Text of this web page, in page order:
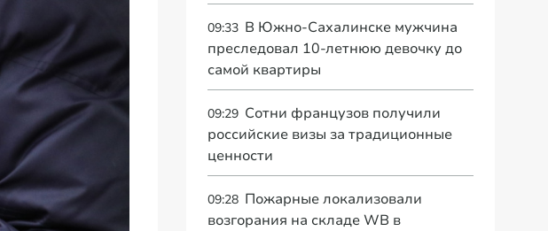
09:33 В Южно-Сахалинске мужчина
преследовал 10-летнюю девочку до
самой квартиры
09:29 Сотни французов получили
российские визы за традиционные
ценности
09:28 Пожарные локализовали
возгорания на складе WB в